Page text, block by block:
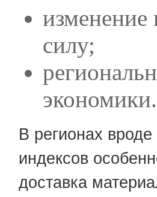
силу;
экономики.
В регионах
индексов
доставка